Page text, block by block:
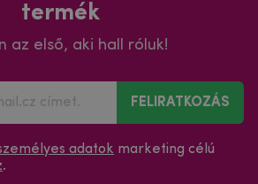
termék
az első, aki hall róluk!
FELIRATKOZÁS
adatok marketing célú
.